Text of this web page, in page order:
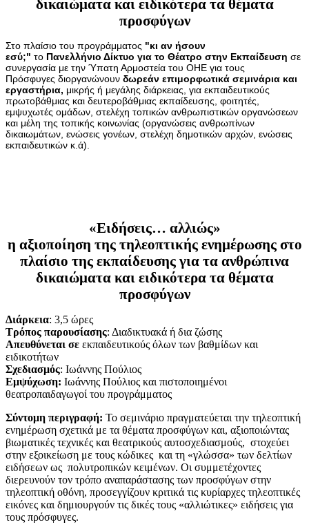
δικαιώματα και ειδικότερα τα θέματα
προσφύγων
Στο πλαίσιο του προγράμματος "κι αν ήσουν
εσύ;" το Πανελλήνιο Δίκτυο για το Θέατρο στην Εκπαίδευση σε
συνεργασία με την Ύπατη Αρμοστεία του ΟΗΕ για τους
Πρόσφυγες διοργανώνουν δωρεάν επιμορφωτικά σεμινάρια και
εργαστήρια, μικρής ή μεγάλης διάρκειας, για εκπαιδευτικούς
πρωτοβάθμιας και δευτεροβάθμιας εκπαίδευσης, φοιτητές,
εμψυχωτές ομάδων, στελέχη τοπικών ανθρωπιστικών οργανώσεων
και μέλη της τοπικής κοινωνίας (οργανώσεις ανθρωπίνων
δικαιωμάτων, ενώσεις γονέων, στελέχη δημοτικών αρχών, ενώσεις
εκπαιδευτικών κ.ά).
«Ειδήσεις… αλλιώς»
η αξιοποίηση της τηλεοπτικής ενημέρωσης στο
πλαίσιο της εκπαίδευσης για τα ανθρώπινα
δικαιώματα και ειδικότερα τα θέματα
προσφύγων
Διάρκεια: 3,5 ώρες
Τρόπος παρουσίασης: Διαδικτυακά ή δια ζώσης
Απευθύνεται σε εκπαιδευτικούς όλων των βαθμίδων και
ειδικοτήτων
Σχεδιασμός: Ιωάννης Πούλιος
Εμψύχωση: Ιωάννης Πούλιος και πιστοποιημένοι
θεατροπαιδαγωγοί του προγράμματος
Σύντομη περιγραφή: Το σεμινάριο πραγματεύεται την τηλεοπτική
ενημέρωση σχετικά με τα θέματα προσφύγων και, αξιοποιώντας
βιωματικές τεχνικές και θεατρικούς αυτοσχεδιασμούς, στοχεύει
στην εξοικείωση με τους κώδικες και τη «γλώσσα» των δελτίων
ειδήσεων ως πολυτροπικών κειμένων. Οι συμμετέχοντες
διερευνούν τον τρόπο αναπαράστασης των προσφύγων στην
τηλεοπτική οθόνη, προσεγγίζουν κριτικά τις κυρίαρχες τηλεοπτικές
εικόνες και δημιουργούν τις δικές τους «αλλιώτικες» ειδήσεις για
τους πρόσφυγες.